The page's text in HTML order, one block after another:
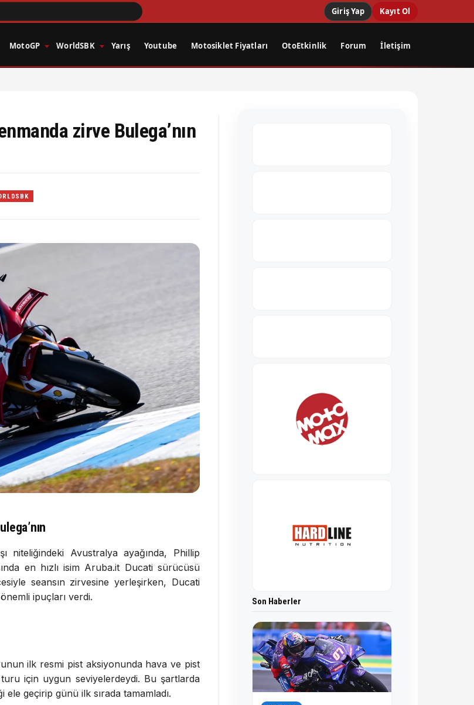
Giriş Yap Kayıt Ol
MotoGP WorldSBK Yarış Youtube Motosiklet Fiyatları OtoEtkinlik Forum İletişim
zirve Bulega’nın
niteliğindeki Avustralya ayağında, Phillip
en hızlı isim Aruba.it Ducati sürücüsü
seansın zirvesine yerleşirken, Ducati
ipuçları verdi.
ilk resmi pist aksiyonunda hava ve pist
için uygun seviyelerdeydi. Bu şartlarda
ele geçirip günü ilk sırada tamamladı.
Son Haberler